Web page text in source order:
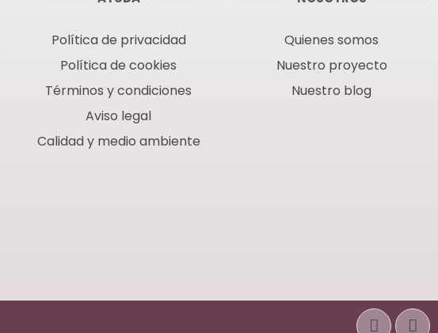
Política de privacidad
Política de cookies
Términos y condiciones
Aviso legal
Calidad y medio ambiente
Quienes somos
Nuestro proyecto
Nuestro blog